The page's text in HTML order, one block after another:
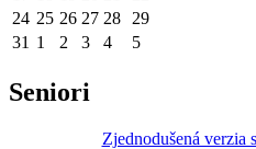
24 25 26 27 28 29
31 1 2 3 4 5
Seniori
Zjednodušená verzia